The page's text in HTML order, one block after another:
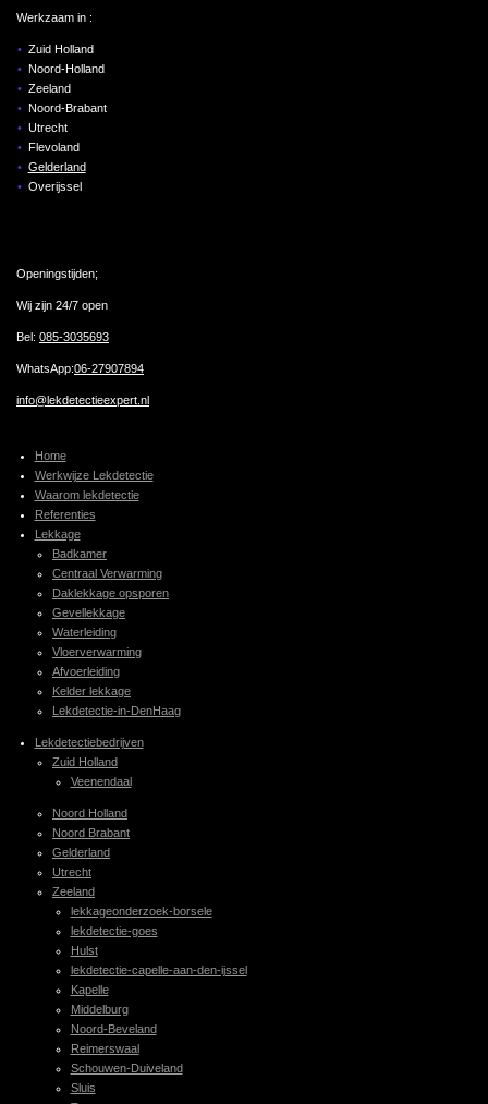
Werkzaam in :
Zuid Holland
Noord-Holland
Zeeland
Noord-Brabant
Utrecht
Flevoland
Gelderland
Overijssel
Openingstijden;
Wij zijn 24/7 open
Bel: 085-3035693
WhatsApp:06-27907894
info@lekdetectieexpert.nl
Home
Werkwijze Lekdetectie
Waarom lekdetectie
Referenties
Lekkage
Badkamer
Centraal Verwarming
Daklekkage opsporen
Gevellekkage
Waterleiding
Vloerverwarming
Afvoerleiding
Kelder lekkage
Lekdetectie-in-DenHaag
Lekdetectiebedrijven
Zuid Holland
Veenendaal
Noord Holland
Noord Brabant
Gelderland
Utrecht
Zeeland
lekkageonderzoek-borsele
lekdetectie-goes
Hulst
lekdetectie-capelle-aan-den-ijssel
Kapelle
Middelburg
Noord-Beveland
Reimerswaal
Schouwen-Duiveland
Sluis